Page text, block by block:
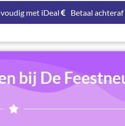
met iDeal Betaal
bij De